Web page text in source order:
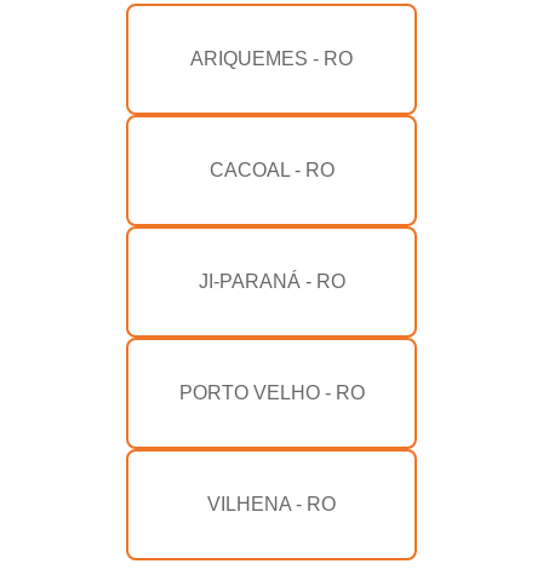
ARIQUEMES - RO
CACOAL - RO
JI-PARANÁ - RO
PORTO VELHO - RO
VILHENA - RO